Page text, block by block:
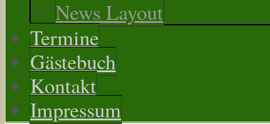
News Layout
Termine
Gästebuch
Kontakt
Impressum